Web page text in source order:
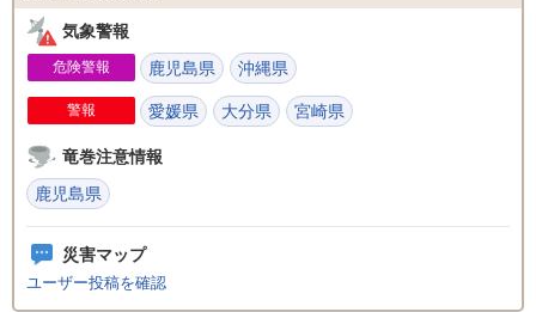
気象警報
危険警報 鹿児島県 沖縄県
警報 愛媛県 大分県 宮崎県
竜巻注意情報
鹿児島県
災害マップ
ユーザー投稿を確認